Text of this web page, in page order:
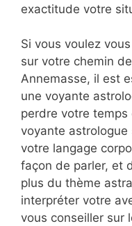
exactitude votre
Si vous voulez
sur votre chemin
Annemasse, il est
une voyante
perdre votre
voyante
votre langage
façon de parler, et
plus du thème
interpréter votre
vous conseiller sur